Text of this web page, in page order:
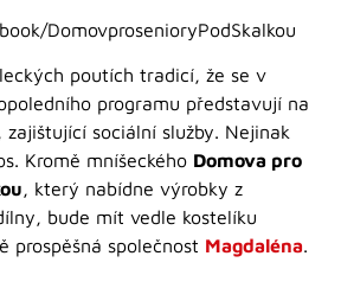
DomovprosenioryPodSkalkou
poutích tradicí, že se v
programu představují na
zajištující sociální služby. Nejinak
Kromě mníšeckého Domova pro
, který nabídne výrobky z
bude mít vedle kostelíku
prospěšná společnost Magdaléna.